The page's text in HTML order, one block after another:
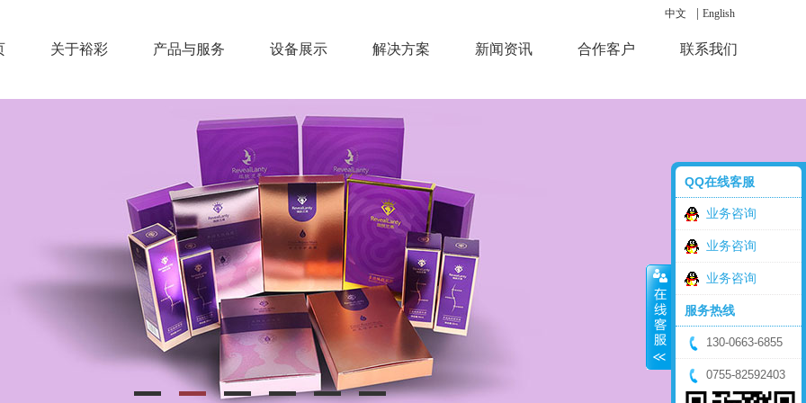
中文 English
关于裕彩 产品与服务 设备展示 解决方案 新闻资讯 合作客户 联系我们
QQ在线客服
业务咨询
业务咨询
业务咨询
服务热线
130-0663-6855
0755-82592403